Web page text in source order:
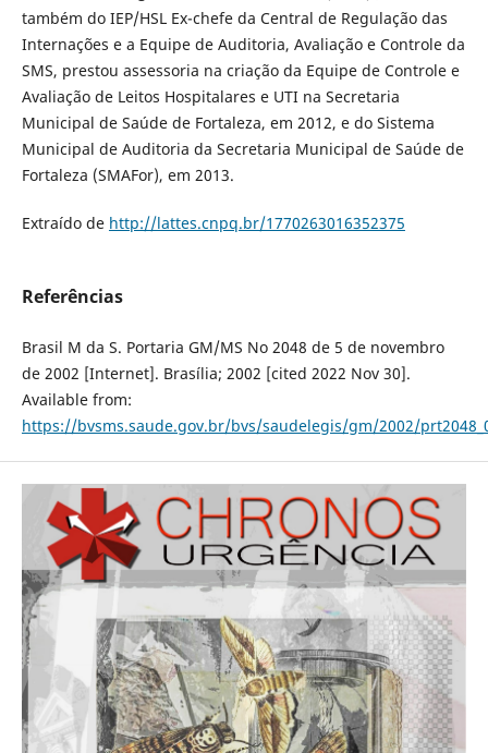
também do IEP/HSL Ex-chefe da Central de Regulação das
Internações e a Equipe de Auditoria, Avaliação e Controle da
SMS, prestou assessoria na criação da Equipe de Controle e
Avaliação de Leitos Hospitalares e UTI na Secretaria
Municipal de Saúde de Fortaleza, em 2012, e do Sistema
Municipal de Auditoria da Secretaria Municipal de Saúde de
Fortaleza (SMAFor), em 2013.
Extraído de http://lattes.cnpq.br/1770263016352375
Referências
Brasil M da S. Portaria GM/MS No 2048 de 5 de novembro
de 2002 [Internet]. Brasília; 2002 [cited 2022 Nov 30].
Available from:
https://bvsms.saude.gov.br/bvs/saudelegis/gm/2002/